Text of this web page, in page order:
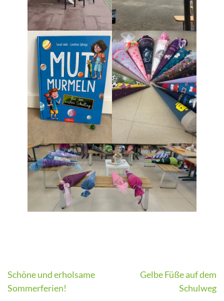
Beitragsnavigation
Schöne und erholsame
Sommerferien!
Gelbe Füße auf dem
Schulweg